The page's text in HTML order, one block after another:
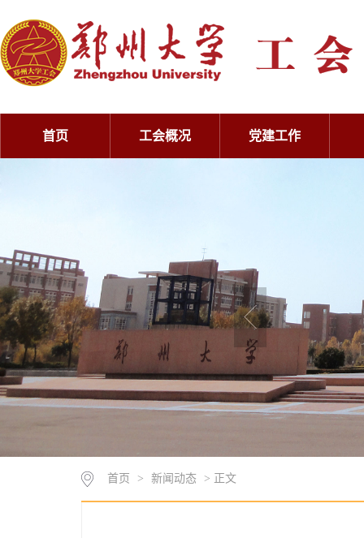
首页 工会概况 党建工作
首页 > 新闻动态 > 正文